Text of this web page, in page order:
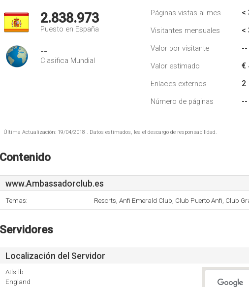
2.838.973
Puesto en España
--
Clasifica Mundial
Páginas vistas al mes <
Visitantes mensuales <
Valor por visitante --
Valor estimado €
Enlaces externos 2
Número de páginas --
Última Actualización: 19/04/2018 . Datos estimados, lea el descargo de responsabilidad.
Contenido
www.Ambassadorclub.es
Temas: Resorts, Anfi Emerald Club, Club Puerto Anfi, Club
Servidores
Localización del Servidor
Atls-lb
England